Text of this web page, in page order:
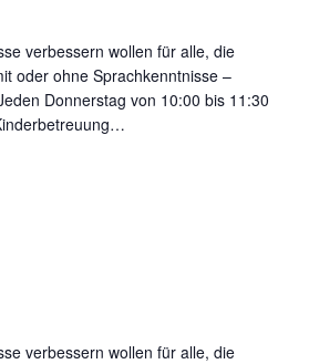
verbessern wollen für alle, die
oder ohne Sprachkenntnisse –
Donnerstag von 10:00 bis 11:30
verbessern wollen für alle, die